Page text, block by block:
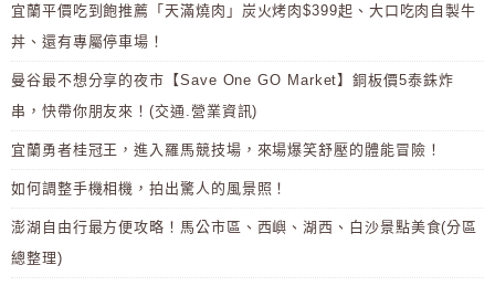
宜蘭平價吃到飽推薦「天滿燒肉」炭火烤肉$399起、大口吃肉自製牛
丼、還有專屬停車場！
曼谷最不想分享的夜市【Save One GO Market】銅板價5泰銖炸
串，快帶你朋友來！(交通.營業資訊)
宜蘭勇者桂冠王，進入羅馬競技場，來場爆笑舒壓的體能冒險！
如何調整手機相機，拍出驚人的風景照！
澎湖自由行最方便攻略！馬公市區、西嶼、湖西、白沙景點美食(分區
總整理)